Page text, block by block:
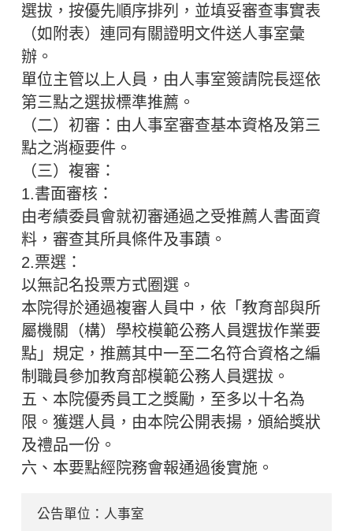
選拔，按優先順序排列，並填妥審查事實表
（如附表）連同有關證明文件送人事室彙
辦。
單位主管以上人員，由人事室簽請院長逕依
第三點之選拔標準推薦。
（二）初審：由人事室審查基本資格及第三
點之消極要件。
（三）複審：
1.書面審核：
由考績委員會就初審通過之受推薦人書面資
料，審查其所具條件及事蹟。
2.票選：
以無記名投票方式圈選。
本院得於通過複審人員中，依「教育部與所
屬機關（構）學校模範公務人員選拔作業要
點」規定，推薦其中一至二名符合資格之編
制職員參加教育部模範公務人員選拔。
五、本院優秀員工之獎勵，至多以十名為
限。獲選人員，由本院公開表揚，頒給獎狀
及禮品一份。
六、本要點經院務會報通過後實施。
公告單位：人事室